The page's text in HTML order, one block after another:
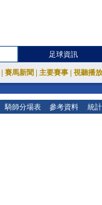
足球資訊
賽馬新聞 主要賽事 視聽播
騎師分場表 參考資料 統